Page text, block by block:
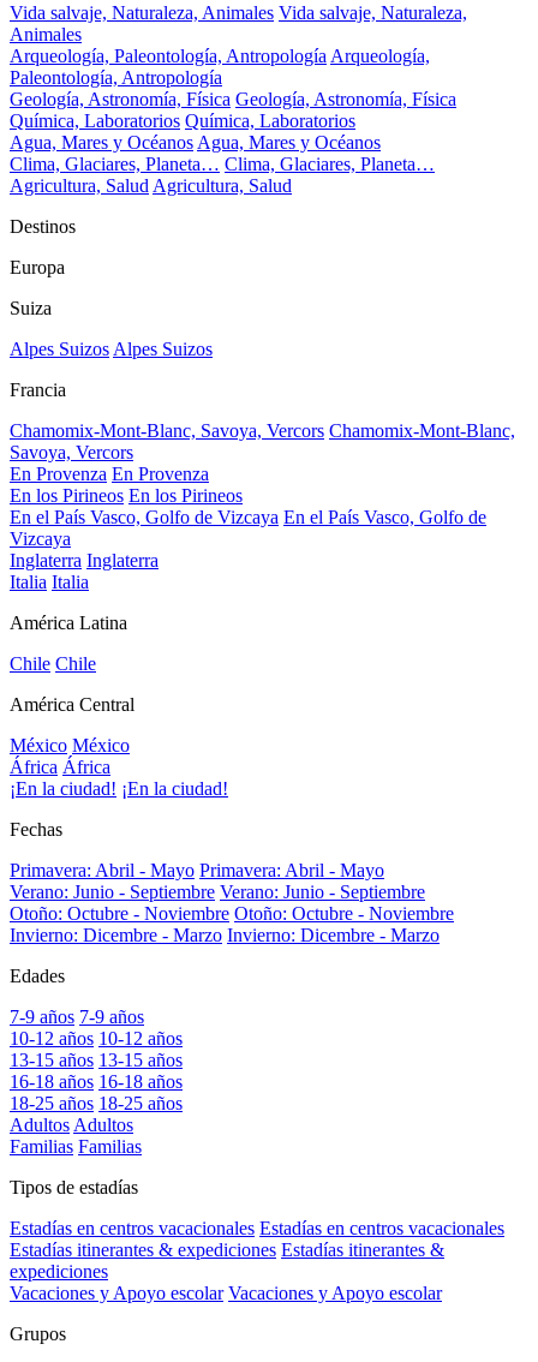
Vida salvaje, Naturaleza, Animales Vida salvaje, Naturaleza,
Animales
Arqueología, Paleontología, Antropología Arqueología,
Paleontología, Antropología
Geología, Astronomía, Física Geología, Astronomía, Física
Química, Laboratorios Química, Laboratorios
Agua, Mares y Océanos Agua, Mares y Océanos
Clima, Glaciares, Planeta… Clima, Glaciares, Planeta…
Agricultura, Salud Agricultura, Salud
Destinos
Europa
Suiza
Alpes Suizos Alpes Suizos
Francia
Chamomix-Mont-Blanc, Savoya, Vercors Chamomix-Mont-Blanc,
Savoya, Vercors
En Provenza En Provenza
En los Pirineos En los Pirineos
En el País Vasco, Golfo de Vizcaya En el País Vasco, Golfo de
Vizcaya
Inglaterra Inglaterra
Italia Italia
América Latina
Chile Chile
América Central
México México
África África
¡En la ciudad! ¡En la ciudad!
Fechas
Primavera: Abril - Mayo Primavera: Abril - Mayo
Verano: Junio - Septiembre Verano: Junio - Septiembre
Otoño: Octubre - Noviembre Otoño: Octubre - Noviembre
Invierno: Dicembre - Marzo Invierno: Dicembre - Marzo
Edades
7-9 años 7-9 años
10-12 años 10-12 años
13-15 años 13-15 años
16-18 años 16-18 años
18-25 años 18-25 años
Adultos Adultos
Familias Familias
Tipos de estadías
Estadías en centros vacacionales Estadías en centros vacacionales
Estadías itinerantes & expediciones Estadías itinerantes &
expediciones
Vacaciones y Apoyo escolar Vacaciones y Apoyo escolar
Grupos